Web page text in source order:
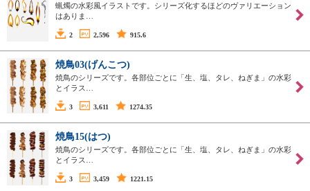
蝋燭の水彩風イラストです。シリーズ化するほどのヴァリエーション
はありま…
2 2,596 915.6
焼鳥03(げんこつ)
焼鳥のシリーズです。各部位ごとに「生、塩、タレ、ねぎま」の水彩
とイラス…
3 3,611 1274.35
焼鳥15(はつ)
焼鳥のシリーズです。各部位ごとに「生、塩、タレ、ねぎま」の水彩
とイラス…
3 3,459 1221.15